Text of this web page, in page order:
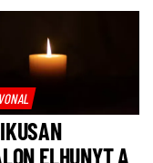
ELHUNYT A